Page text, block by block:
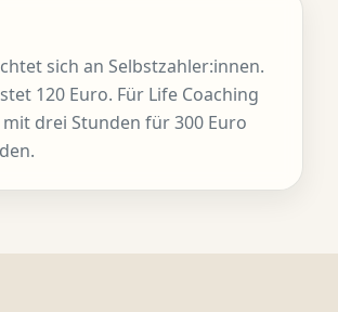
sich an Selbstzahler:innen.
120 Euro. Für Life Coaching
drei Stunden für 300 Euro